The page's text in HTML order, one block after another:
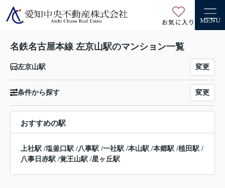
お気に入り MENU
名鉄名古屋本線 左京山駅のマンション一覧
左京山駅 変更
条件から探す 変更
おすすめの駅
上社駅 /塩釜口駅 /八事駅 /一社駅 /本山駅 /本郷駅 /植田駅 /
八事日赤駅 /覚王山駅 /星ヶ丘駅